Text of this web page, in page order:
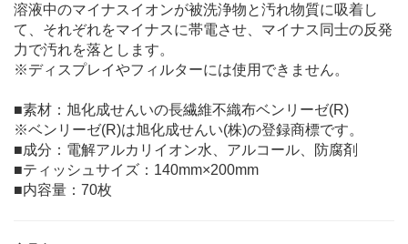
溶液中のマイナスイオンが被洗浄物と汚れ物質に吸着し
て、それぞれをマイナスに帯電させ、マイナス同士の反発
力で汚れを落とします。
※ディスプレイやフィルターには使用できません。
■素材：旭化成せんいの長繊維不織布ベンリーゼ(R)
※ベンリーゼ(R)は旭化成せんい(株)の登録商標です。
■成分：電解アルカリイオン水、アルコール、防腐剤
■ティッシュサイズ：140mm×200mm
■内容量：70枚